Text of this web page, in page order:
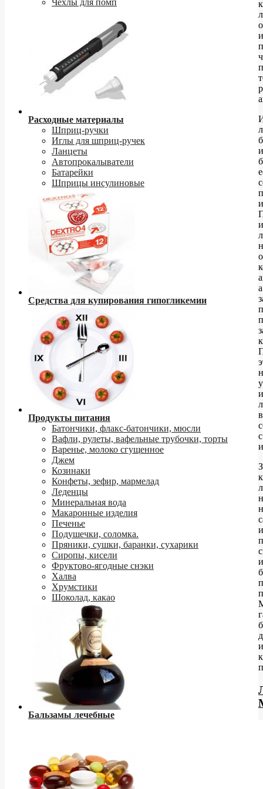
Расходные материалы
Шприц-ручки
Иглы для шприц-ручек
Ланцеты
Автопрокалыватели
Батарейки
Шприцы инсулиновые
Средства для купирования гипогликемии
Продукты питания
Батончики, флакс-батончики, мюсли
Вафли, рулеты, вафельные трубочки, торты
Варенье, молоко сгущенное
Джем
Козинаки
Конфеты, зефир, мармелад
Леденцы
Минеральная вода
Макаронные изделия
Печенье
Подушечки, соломка.
Пряники, сушки, баранки, сухарики
Сиропы, кисели
Фруктово-ягодные снэки
Халва
Хрумстики
Шоколад, какао
Бальзамы лечебные
и
а
в
с
и
и
и